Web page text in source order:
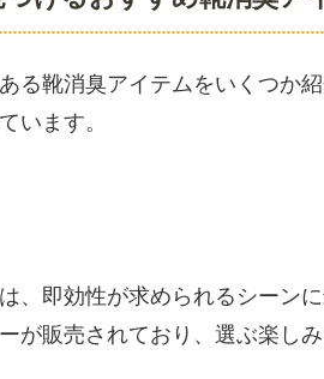
る靴消臭アイテムをいくつか
います。
、即効性が求められるシーン
が販売されており、選ぶ楽しみ